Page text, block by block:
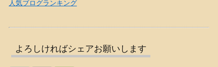
人気ブログランキング
よろしければシェアお願いします